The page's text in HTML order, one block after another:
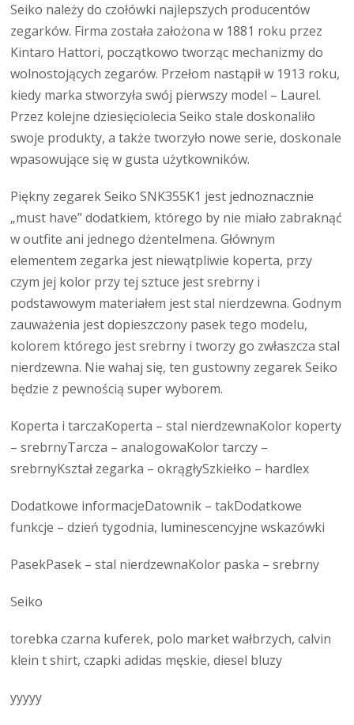
Seiko należy do czołówki najlepszych producentów
zegarków. Firma została założona w 1881 roku przez
Kintaro Hattori, początkowo tworząc mechanizmy do
wolnostojących zegarów. Przełom nastąpił w 1913 roku,
kiedy marka stworzyła swój pierwszy model – Laurel.
Przez kolejne dziesięciolecia Seiko stale doskonaliło
swoje produkty, a także tworzyło nowe serie, doskonale
wpasowujące się w gusta użytkowników.
Piękny zegarek Seiko SNK355K1 jest jednoznacznie
„must have” dodatkiem, którego by nie miało zabraknąć
w outfite ani jednego dżentelmena. Głównym
elementem zegarka jest niewątpliwie koperta, przy
czym jej kolor przy tej sztuce jest srebrny i
podstawowym materiałem jest stal nierdzewna. Godnym
zauważenia jest dopieszczony pasek tego modelu,
kolorem którego jest srebrny i tworzy go zwłaszcza stal
nierdzewna. Nie wahaj się, ten gustowny zegarek Seiko
będzie z pewnością super wyborem.
Koperta i tarczaKoperta – stal nierdzewnaKolor koperty
– srebrnyTarcza – analogowaKolor tarczy –
srebrnyKształ zegarka – okrągłySzkiełko – hardlex
Dodatkowe informacjeDatownik – takDodatkowe
funkcje – dzień tygodnia, luminescencyjne wskazówki
PasekPasek – stal nierdzewnaKolor paska – srebrny
Seiko
torebka czarna kuferek, polo market wałbrzych, calvin
klein t shirt, czapki adidas męskie, diesel bluzy
yyyyy